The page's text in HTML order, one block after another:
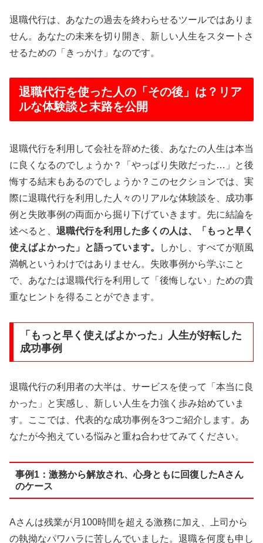
退職代行は、あなたの過去を終わらせるツールではありま
せん。あなたの未来を切り開き、新しい人生をスタートさ
せるための「きっかけ」なのです。
退職代行を使った人の「その後」は？リア
ルな体験談と末路を公開
退職代行を利用して会社を辞めた後、あなたの人生は本当
に良くなるのでしょうか？「やっぱり失敗だった…」と後
悔する結末もあるのでしょうか？このセクションでは、実
際に退職代行を利用した人々のリアルな体験談を、成功事
例と失敗事例の両面から掘り下げていきます。先に結論を
述べると、 退職代行を利用した多くの人は、「もっと早く
使えばよかった」と語っています。
しかし、すべてが順風
満帆というわけではありません。失敗事例から学ぶこと
で、あなたは退職代行を利用して「後悔しない」ための貴
重なヒントを得ることができます。
「もっと早く使えばよかった」人生が好転した
成功事例
退職代行の利用者の大半は、サービスを使って「本当に良
かった」と実感し、新しい人生を力強く歩み始めていま
す。ここでは、代表的な成功事例を3つご紹介します。あ
なたが今抱えている悩みと重ね合わせてみてください。
事例1：激務から解放され、心身ともに回復したAさん
のケース
Aさんは残業が月100時間を超える激務に加え、上司から
の執拗なパワハラに苦しんでいました。退職を何度も申し